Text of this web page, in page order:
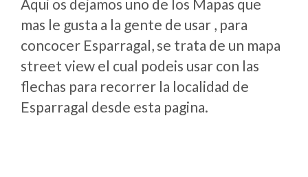
Aqui os dejamos uno de los Mapas que
mas le gusta a la gente de usar , para
concocer Esparragal, se trata de un mapa
street view el cual podeis usar con las
flechas para recorrer la localidad de
Esparragal desde esta pagina.